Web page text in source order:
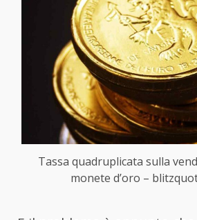
Tassa quadruplicata sulla
monete d’oro –